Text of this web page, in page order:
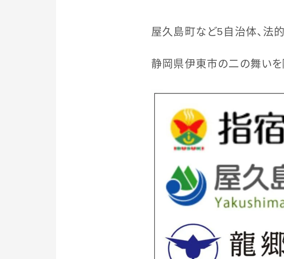
屋久島町など5自治体、法
静岡県伊東市の二の舞い